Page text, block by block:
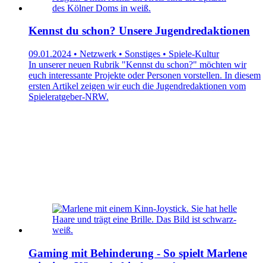
Kennst du schon? Unsere Jugendredaktionen
09.01.2024 • Netzwerk • Sonstiges • Spiele-Kultur
In unserer neuen Rubrik "Kennst du schon?" möchten wir
euch interessante Projekte oder Personen vorstellen. In diesem
ersten Artikel zeigen wir euch die Jugendredaktionen vom
Spieleratgeber-NRW.
Gaming mit Behinderung - So spielt Marlene